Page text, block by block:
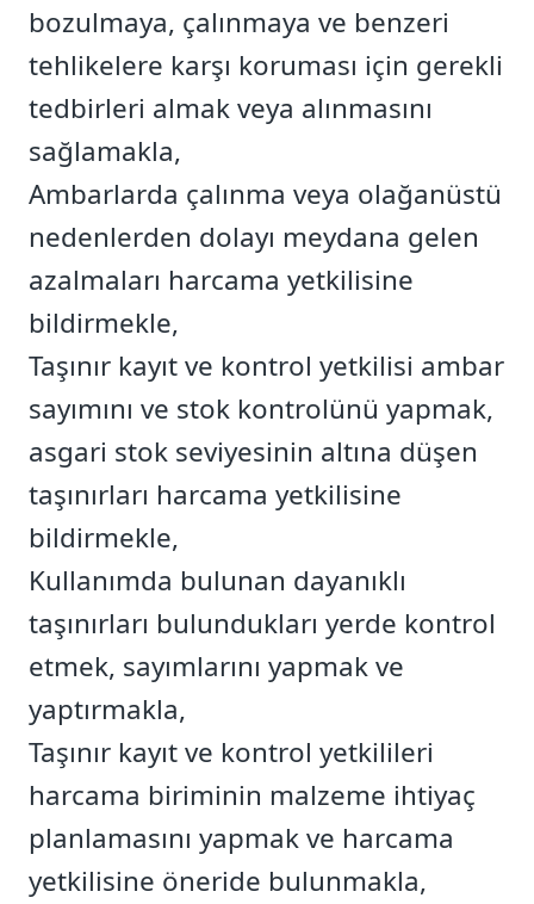
bozulmaya, çalınmaya ve benzeri
tehlikelere karşı koruması için gerekli
tedbirleri almak veya alınmasını
sağlamakla,
Ambarlarda çalınma veya olağanüstü
nedenlerden dolayı meydana gelen
azalmaları harcama yetkilisine
bildirmekle,
Taşınır kayıt ve kontrol yetkilisi ambar
sayımını ve stok kontrolünü yapmak,
asgari stok seviyesinin altına düşen
taşınırları harcama yetkilisine
bildirmekle,
Kullanımda bulunan dayanıklı
taşınırları bulundukları yerde kontrol
etmek, sayımlarını yapmak ve
yaptırmakla,
Taşınır kayıt ve kontrol yetkilileri
harcama biriminin malzeme ihtiyaç
planlamasını yapmak ve harcama
yetkilisine öneride bulunmakla,